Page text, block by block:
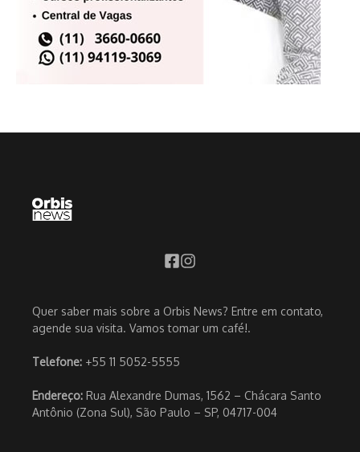
Quer saber mais sobre a Orbis News? Entre em contato,
agende sua visita. Vamos tomar um café!.
Telefone: +55 11 5052-5555
Endereço: Rua Alexandre Dumas, 1562 – Chácara Santo
Antônio (Zona Sul), São Paulo – SP, 04717-004